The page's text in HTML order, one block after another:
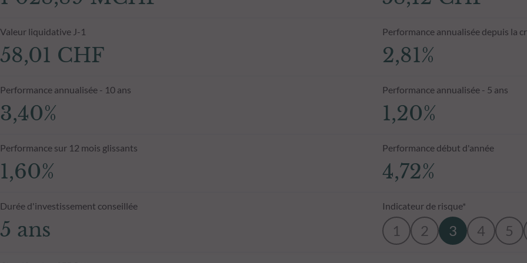
Valeur liquidative J-1
58,01 CHF
Performance annualisée depuis la
2,81%
Performance annualisée - 10 ans
3,40%
Performance annualisée - 5 ans
1,20%
Performance sur 12 mois glissants
1,60%
Performance début d'année
4,72%
Durée d'investissement conseillée
5 ans
Indicateur de risque*
1 2 3 4 5